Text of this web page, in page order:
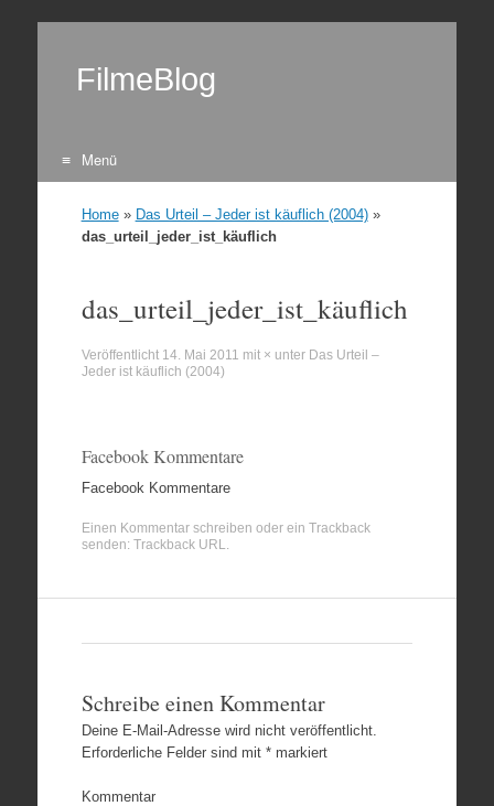
FilmeBlog
Menü
Home» Das Urteil – Jeder ist käuflich (2004)»
das_urteil_jeder_ist_käuflich
das_urteil_jeder_ist_käuflich
Veröffentlicht 14. Mai 2011 mit × unter Das Urteil –
Jeder ist käuflich (2004)
Facebook Kommentare
Facebook Kommentare
Einen Kommentar schreiben oder ein Trackback
senden: Trackback URL.
Schreibe einen Kommentar
Deine E-Mail-Adresse wird nicht veröffentlicht.
Erforderliche Felder sind mit *markiert
Kommentar